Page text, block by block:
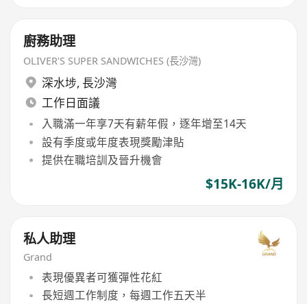
廚務助理
OLIVER'S SUPER SANDWICHES (長沙灣)
深水埗, 長沙灣
工作日面議
入職滿一年享7天有薪年假，逐年增至14天
設有季度或年度表現獎勵津貼
提供在職培訓及晉升機會
$15K-16K/月
私人助理
Grand
表現優異者可獲彈性花紅
長短週工作制度，每週工作五天半